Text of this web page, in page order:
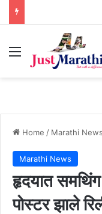
Menu
Home / Marathi News
Marathi News
हृदयात
पोस्टर झाले